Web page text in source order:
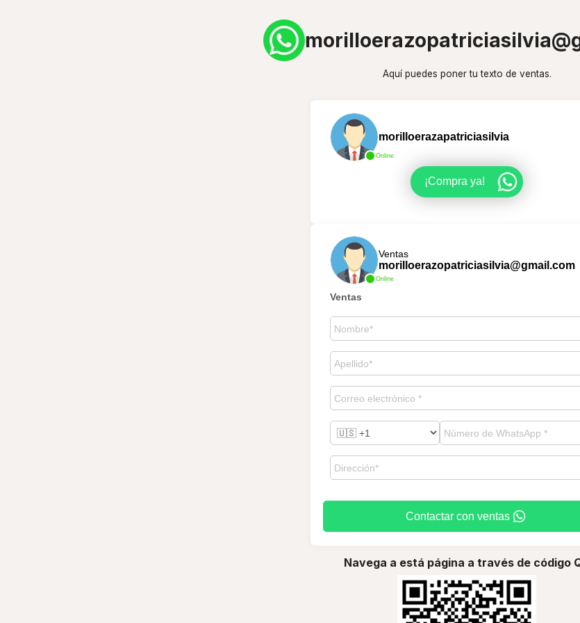
Aquí puedes poner tu texto de ventas.
Online
morilloerazapatriciasilvia
¡Compra ya!
Online
Ventas
morilloerazopatriciasilvia@gmail.com
Ventas
Contactar con ventas
Navega a está página a través de código